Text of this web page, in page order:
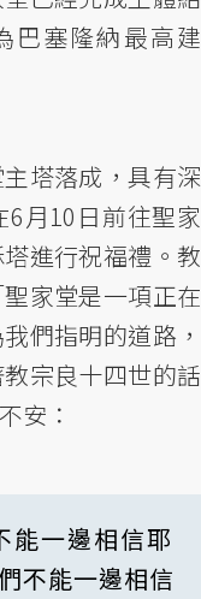
巴塞隆納最高建
塔落成，具有深
月10日前往聖家
進行祝福禮。教
家堂是一項正在
們指明的道路，
宗良十四世的話
安：
能一邊相信耶
不能一邊相信